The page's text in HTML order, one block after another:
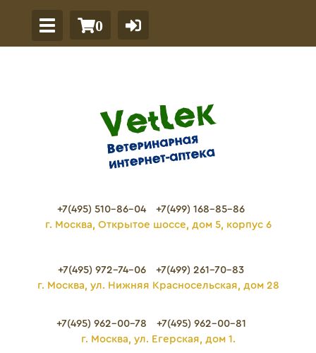
0
+7(495) 510-86-04
+7(499) 168-85-86
г. Москва, Открытое шоссе, дом 5, корпус 6
+7(495) 972-74-06
+7(499) 261-70-83
г. Москва, ул. Нижняя Красносельская, дом 28
+7(495) 962-00-78
+7(495) 962-00-81
г. Москва, ул. Егерская, дом 1.